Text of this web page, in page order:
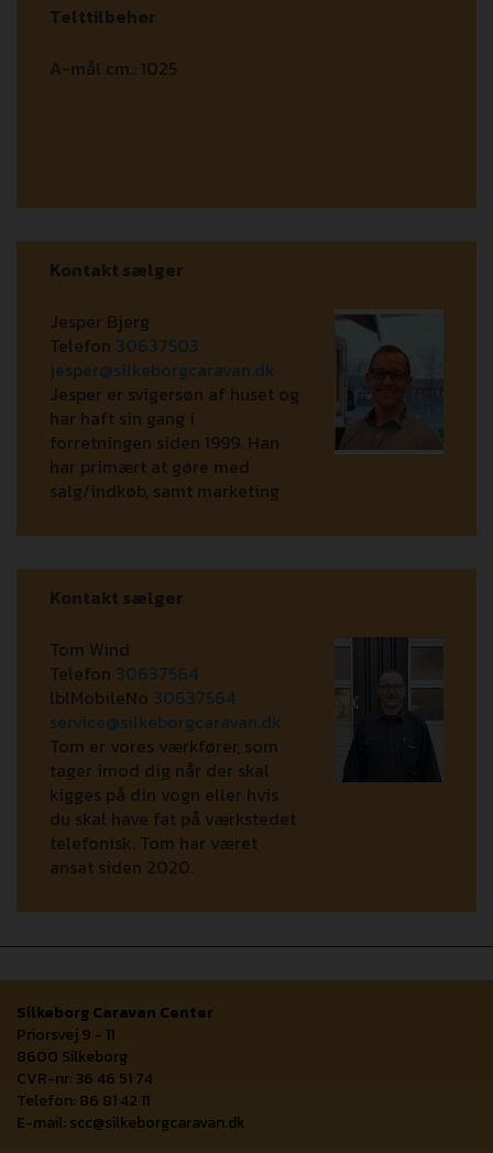
Telttilbehør
A-mål cm.: 1025
Kontakt sælger
Jesper Bjerg
Telefon 30637503
jesper@silkeborgcaravan.dk
Jesper er svigersøn af huset og
har haft sin gang i
forretningen siden 1999. Han
har primært at gøre med
salg/indkøb, samt marketing
Kontakt sælger
Tom Wind
Telefon 30637564
lblMobileNo 30637564
service@silkeborgcaravan.dk
Tom er vores værkfører, som
tager imod dig når der skal
kigges på din vogn eller hvis
du skal have fat på værkstedet
telefonisk. Tom har været
ansat siden 2020.
Silkeborg Caravan Center
Priorsvej 9 - 11
8600 Silkeborg
CVR-nr: 36 46 51 74
Telefon: 86 81 42 11
E-mail: scc@silkeborgcaravan.dk